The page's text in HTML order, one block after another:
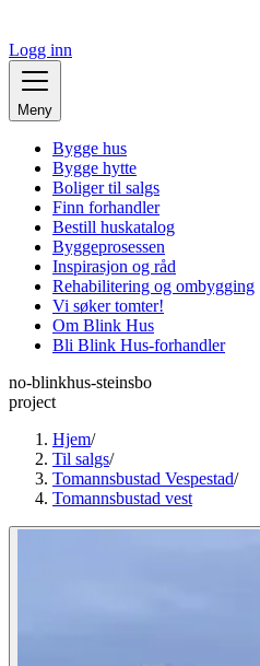
Logg inn
Meny
Bygge hus
Bygge hytte
Boliger til salgs
Finn forhandler
Bestill huskatalog
Byggeprosessen
Inspirasjon og råd
Rehabilitering og ombygging
Vi søker tomter!
Om Blink Hus
Bli Blink Hus-forhandler
no-blinkhus-steinsbo
project
Hjem/
Til salgs/
Tomannsbustad Vespestad/
Tomannsbustad vest